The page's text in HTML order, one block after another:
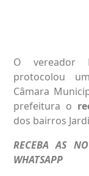
O vereador
protocolou
Câmara
prefeitura o
dos bairros
RECEBA AS
WHATSAPP